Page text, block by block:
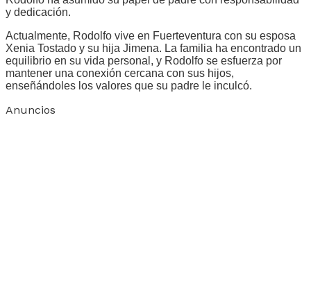
y dedicación.
Actualmente, Rodolfo vive en Fuerteventura con su esposa
Xenia Tostado y su hija Jimena. La familia ha encontrado un
equilibrio en su vida personal, y Rodolfo se esfuerza por
mantener una conexión cercana con sus hijos,
enseñándoles los valores que su padre le inculcó.
Anuncios